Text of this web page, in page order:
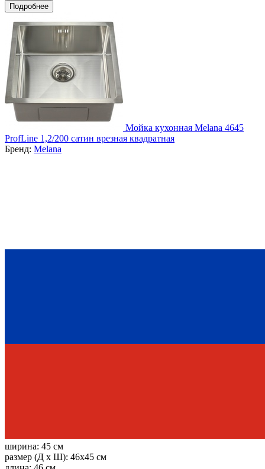
Подробнее
Мойка кухонная Melana 4645
ProfLine 1,2/200 сатин врезная квадратная
Бренд: Melana
ширина: 45 см
размер (Д х Ш): 46x45 см